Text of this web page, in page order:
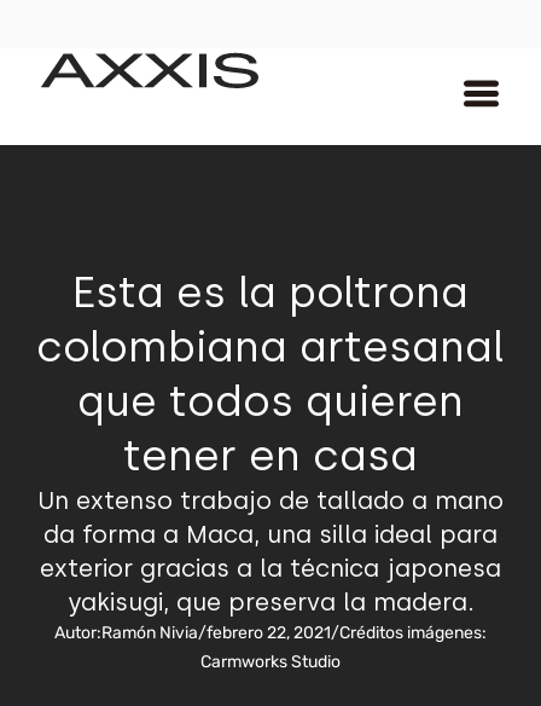
Esta es la poltrona
colombiana artesanal
que todos quieren
tener en casa
Un extenso trabajo de tallado a mano
da forma a Maca, una silla ideal para
exterior gracias a la técnica japonesa
yakisugi, que preserva la madera.
Autor:Ramón Nivia/febrero 22, 2021/Créditos imágenes:
Carmworks Studio